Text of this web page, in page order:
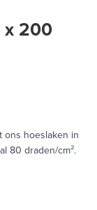
x 200
ons hoeslaken in
80 draden/cm².